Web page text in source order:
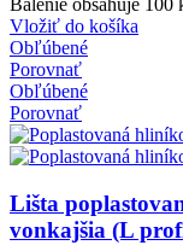
Balenie obsahuje 100
Vložiť do košíka
Obľúbené
Porovnať
Obľúbené
Porovnať
Lišta
vonkajšia (L